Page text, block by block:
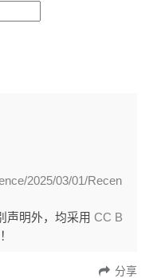
2025/03/01/Recen
声明外，均采用CC B
分享